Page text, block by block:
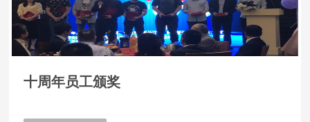
十周年员工颁奖